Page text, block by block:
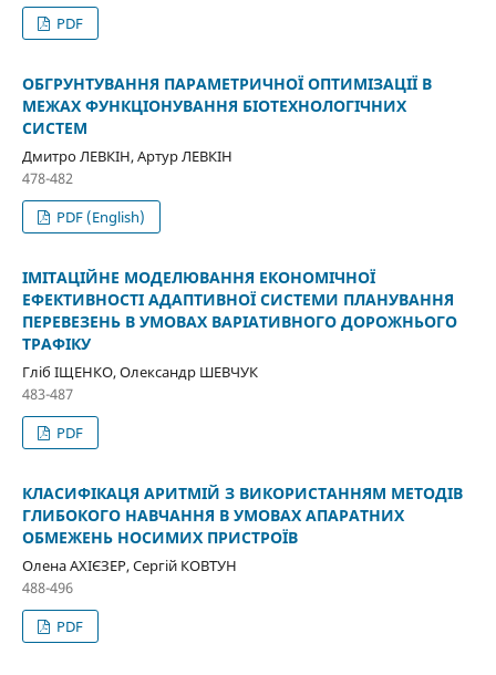
PDF
ОБГРУНТУВАННЯ ПАРАМЕТРИЧНОЇ ОПТИМІЗАЦІЇ В
МЕЖАХ ФУНКЦІОНУВАННЯ БІОТЕХНОЛОГІЧНИХ
СИСТЕМ
Дмитро ЛЕВКІН, Артур ЛЕВКІН
478-482
PDF (English)
ІМІТАЦІЙНЕ МОДЕЛЮВАННЯ ЕКОНОМІЧНОЇ
ЕФЕКТИВНОСТІ АДАПТИВНОЇ СИСТЕМИ ПЛАНУВАННЯ
ПЕРЕВЕЗЕНЬ В УМОВАХ ВАРІАТИВНОГО ДОРОЖНЬОГО
ТРАФІКУ
Гліб ІЩЕНКО, Олександр ШЕВЧУК
483-487
PDF
КЛАСИФІКАЦЯ АРИТМІЙ З ВИКОРИСТАННЯМ МЕТОДІВ
ГЛИБОКОГО НАВЧАННЯ В УМОВАХ АПАРАТНИХ
ОБМЕЖЕНЬ НОСИМИХ ПРИСТРОЇВ
Олена АХІЄЗЕР, Сергій КОВТУН
488-496
PDF